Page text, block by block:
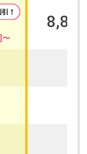
〜
8,800